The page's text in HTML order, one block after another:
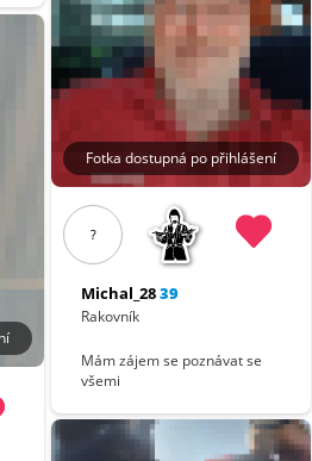
Fotka dostupná po přihlášení
?
Michal_2839
Rakovník
Mám zájem se poznávat se
všemi